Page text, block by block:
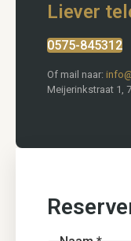
Liever
0575-845312
Of mail naar:
Meijerinkstraat 1,